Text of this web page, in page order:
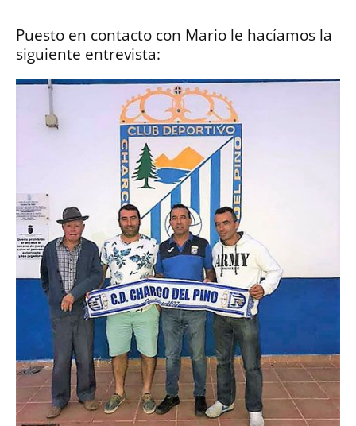
Puesto en contacto con Mario le hacíamos la
siguiente entrevista: